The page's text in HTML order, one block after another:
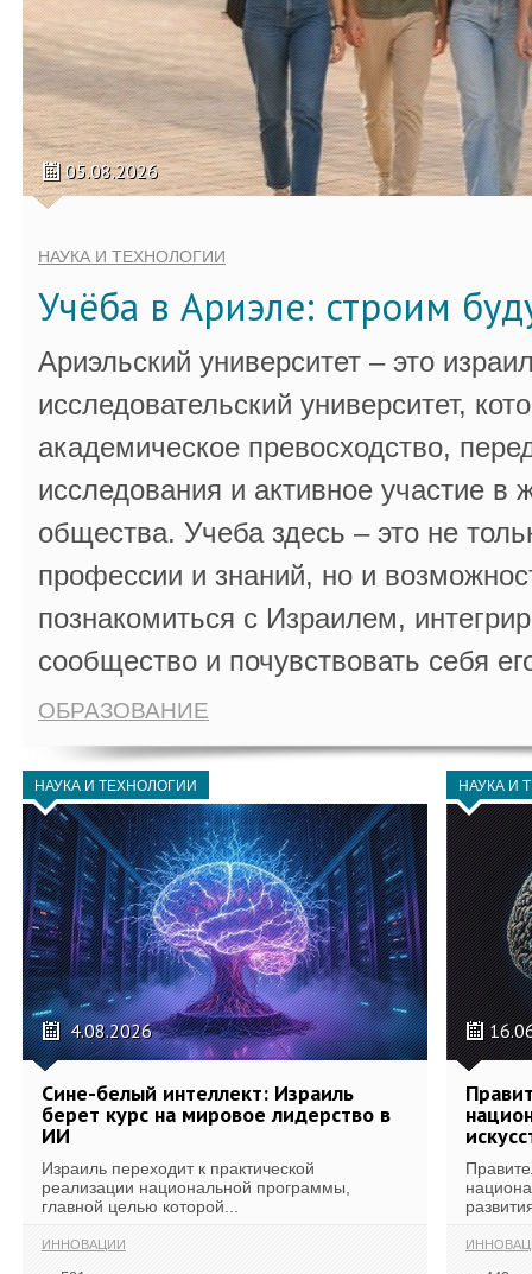
05.08.2026
НАУКА И ТЕХНОЛОГИИ
Учёба в Ариэле: строим
Ариэльский университет – это
исследовательский университет,
академическое превосходство,
исследования и активное участие в
общества. Учеба здесь – это не
профессии и знаний, но и
познакомиться с Израилем,
сообщество и почувствовать себя
ОБРАЗОВАНИЕ
НАУКА И ТЕХНОЛОГИИ
4.08.2026
Сине-белый интеллект: Израиль
берет курс на мировое лидерство в
ИИ
Израиль переходит к практической
реализации национальной программы,
главной целью которой...
ИННОВАЦИИ
НАУКА И